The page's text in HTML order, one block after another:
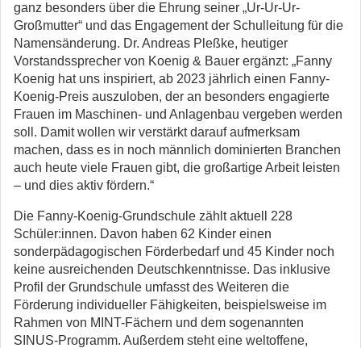
ganz besonders über die Ehrung seiner „Ur-Ur-Ur-
Großmutter“ und das Engagement der Schulleitung für die
Namensänderung. Dr. Andreas Pleßke, heutiger
Vorstandssprecher von Koenig & Bauer ergänzt: „Fanny
Koenig hat uns inspiriert, ab 2023 jährlich einen Fanny-
Koenig-Preis auszuloben, der an besonders engagierte
Frauen im Maschinen- und Anlagenbau vergeben werden
soll. Damit wollen wir verstärkt darauf aufmerksam
machen, dass es in noch männlich dominierten Branchen
auch heute viele Frauen gibt, die großartige Arbeit leisten
– und dies aktiv fördern.“
Die Fanny-Koenig-Grundschule zählt aktuell 228
Schüler:innen. Davon haben 62 Kinder einen
sonderpädagogischen Förderbedarf und 45 Kinder noch
keine ausreichenden Deutschkenntnisse. Das inklusive
Profil der Grundschule umfasst des Weiteren die
Förderung individueller Fähigkeiten, beispielsweise im
Rahmen von MINT-Fächern und dem sogenannten
SINUS-Programm. Außerdem steht eine weltoffene,